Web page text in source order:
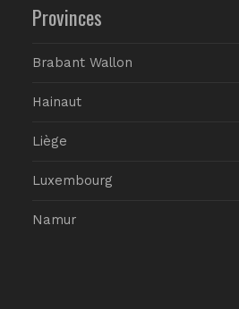
Provinces
Brabant Wallon
Hainaut
Liège
Luxembourg
Namur